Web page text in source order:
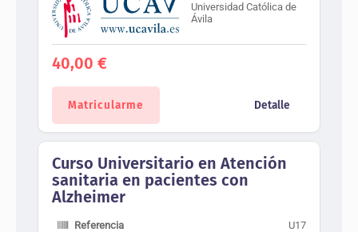
Universidad Católica de
Ávila
40,00 €
Matricularme Detalle
Curso Universitario en Atención
sanitaria en pacientes con
Alzheimer
Referencia U17